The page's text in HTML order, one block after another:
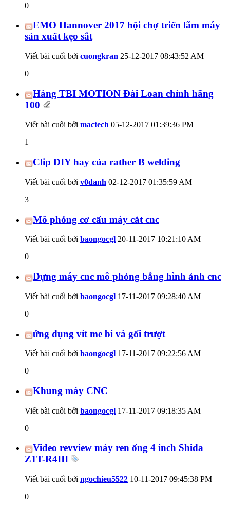
0
EMO Hannover 2017 hội chợ triển lãm máy
sản xuất kẹo sắt
Viết bài cuối bởi cuongkran 25-12-2017 08:43:52 AM
0
Hàng TBI MOTION Đài Loan chính hãng
100
Viết bài cuối bởi mactech 05-12-2017 01:39:36 PM
1
Clip DIY hay của rather B welding
Viết bài cuối bởi v0danh 02-12-2017 01:35:59 AM
3
Mô phỏng cơ cấu máy cắt cnc
Viết bài cuối bởi baongocgl 20-11-2017 10:21:10 AM
0
Dựng máy cnc mô phỏng bẳng hình ảnh cnc
Viết bài cuối bởi baongocgl 17-11-2017 09:28:40 AM
0
ứng dụng vít me bi và gối trượt
Viết bài cuối bởi baongocgl 17-11-2017 09:22:56 AM
0
Khung máy CNC
Viết bài cuối bởi baongocgl 17-11-2017 09:18:35 AM
0
Video revview máy ren ống 4 inch Shida
Z1T-R4III
Viết bài cuối bởi ngochieu5522 10-11-2017 09:45:38 PM
0